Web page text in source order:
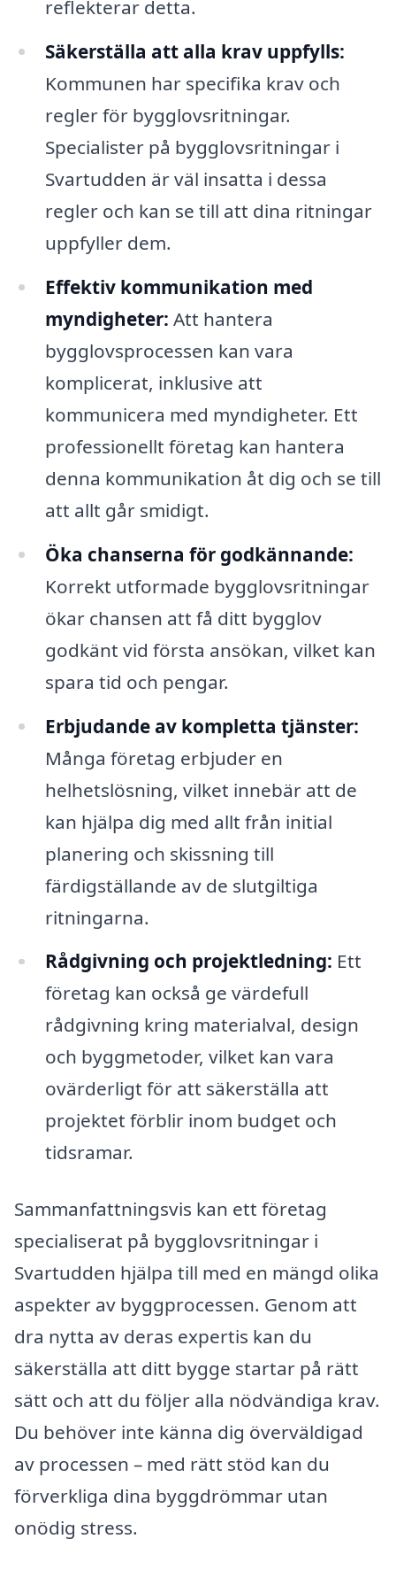
reflekterar detta.
Säkerställa att alla krav uppfylls:
Kommunen har specifika krav och
regler för bygglovsritningar.
Specialister på bygglovsritningar i
Svartudden är väl insatta i dessa
regler och kan se till att dina ritningar
uppfyller dem.
Effektiv kommunikation med
myndigheter: Att hantera
bygglovsprocessen kan vara
komplicerat, inklusive att
kommunicera med myndigheter. Ett
professionellt företag kan hantera
denna kommunikation åt dig och se till
att allt går smidigt.
Öka chanserna för godkännande:
Korrekt utformade bygglovsritningar
ökar chansen att få ditt bygglov
godkänt vid första ansökan, vilket kan
spara tid och pengar.
Erbjudande av kompletta tjänster:
Många företag erbjuder en
helhetslösning, vilket innebär att de
kan hjälpa dig med allt från initial
planering och skissning till
färdigställande av de slutgiltiga
ritningarna.
Rådgivning och projektledning: Ett
företag kan också ge värdefull
rådgivning kring materialval, design
och byggmetoder, vilket kan vara
ovärderligt för att säkerställa att
projektet förblir inom budget och
tidsramar.
Sammanfattningsvis kan ett företag
specialiserat på bygglovsritningar i
Svartudden hjälpa till med en mängd olika
aspekter av byggprocessen. Genom att
dra nytta av deras expertis kan du
säkerställa att ditt bygge startar på rätt
sätt och att du följer alla nödvändiga krav.
Du behöver inte känna dig överväldigad
av processen – med rätt stöd kan du
förverkliga dina byggdrömmar utan
onödig stress.